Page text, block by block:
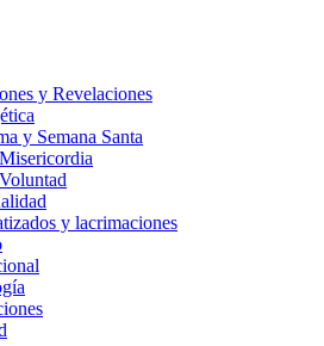
y Revelaciones
y Semana Santa
y lacrimaciones